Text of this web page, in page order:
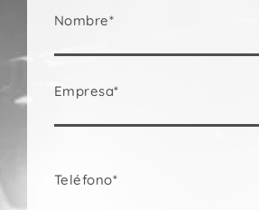
Nombre*
Empresa*
Teléfono*